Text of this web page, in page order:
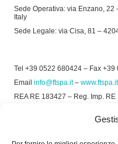
Sede Operativa: via Enzano,
Italy
Sede Legale: via Cisa, 81 –
Tel +39 0522 680424 – Fax +39
Email info@ftspa.it– www.ftspa.it
REA RE 183427 – Reg. Imp.
Privacy Policy